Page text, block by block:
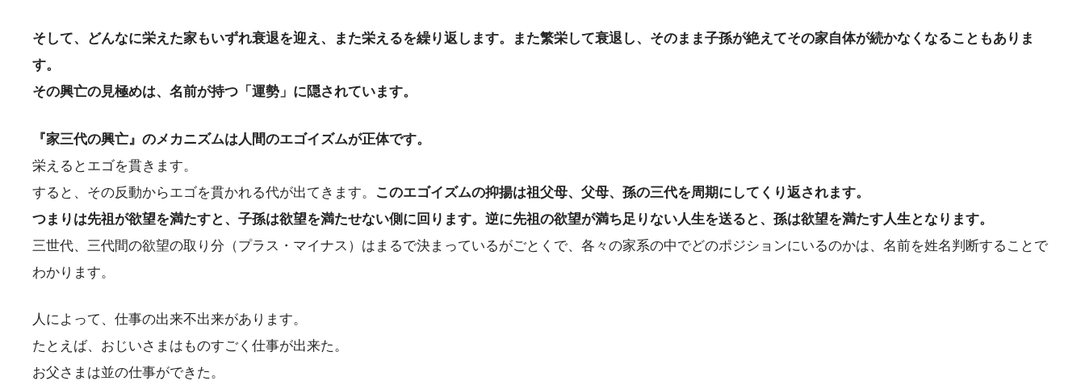
そして、どんなに栄えた家もいずれ衰退を迎え、また栄えるを繰り返します。また繁栄して衰退し、そのまま子孫が絶えてその家自体が続かなくなることもありま
す。
その興亡の見極めは、名前が持つ「運勢」に隠されています。
『家三代の興亡』のメカニズムは人間のエゴイズムが正体です。
栄えるとエゴを貫きます。
すると、その反動からエゴを貫かれる代が出てきます。
このエゴイズムの抑揚は祖父母、父母、孫の三代を周期にしてくり返されます。
つまりは先祖が欲望を満たすと、子孫は欲望を満たせない側に回ります。逆に先祖の欲望が満ち足りない人生を送ると、孫は欲望を満たす人生となります。
三世代、三代間の欲望の取り分（プラス・マイナス）はまるで決まっているがごとくで、各々の家系の中でどのポジションにいるのかは、名前を姓名判断することで
わかります。
人によって、仕事の出来不出来があります。
たとえば、おじいさまはものすごく仕事が出来た。
お父さまは並の仕事ができた。